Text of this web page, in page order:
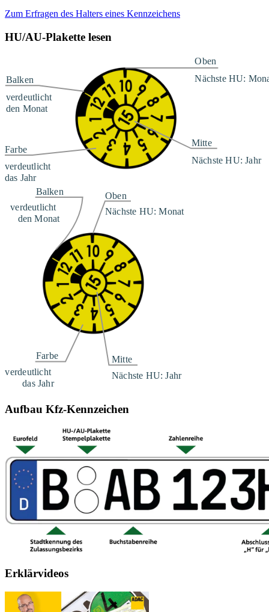
Zum Erfragen des Halters eines Kennzeichens
HU/AU-Plakette lesen
Aufbau Kfz-Kennzeichen
Erklärvideos